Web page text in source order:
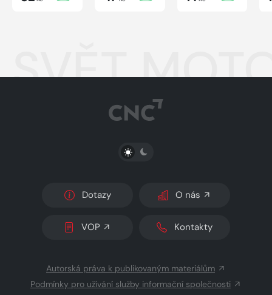
SVĚT
PŘEPNOUT SVĚTLÝ/TMAVÝ REŽIM
Dotazy O nás
VOP Kontakty
Autorská práva k publikovaným materiálům
Podmínky pro užívání služby informační společnosti